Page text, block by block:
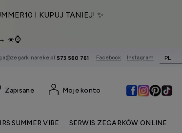
I KUPUJ TANIEJ! ✨
→ ☀️⌚️
573 560 761 Facebook Instagram PL
Moje konto
SUMMER VIBE
SERWIS ZEGARKÓW ONLINE